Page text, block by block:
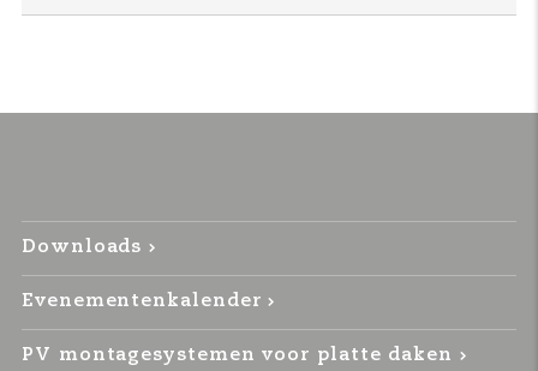
Downloads
Evenementenkalender
PV montagesystemen voor platte daken